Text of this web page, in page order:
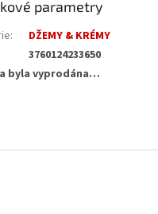
parametry
:
DŽEMY & KRÉMY
3760124233650
byla vyprodána…